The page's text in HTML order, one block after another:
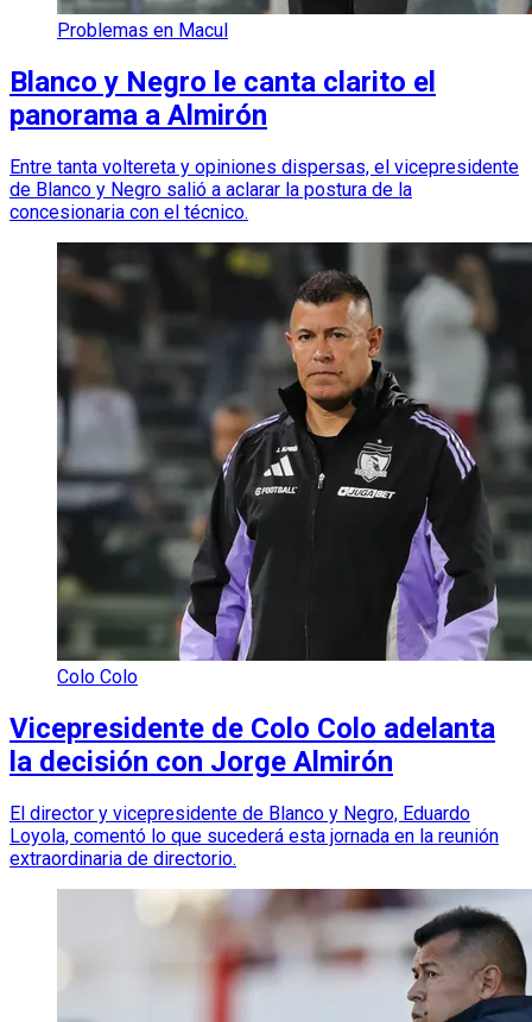
Problemas en Macul
Blanco y Negro le canta clarito el
panorama a Almirón
Entre tanta voltereta y opiniones dispersas, el vicepresidente
de Blanco y Negro salió a aclarar la postura de la
concesionaria con el técnico.
Colo Colo
Vicepresidente de Colo Colo adelanta
la decisión con Jorge Almirón
El director y vicepresidente de Blanco y Negro, Eduardo
Loyola, comentó lo que sucederá esta jornada en la reunión
extraordinaria de directorio.